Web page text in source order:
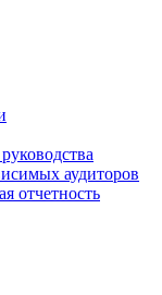
аудиторов
отчетность